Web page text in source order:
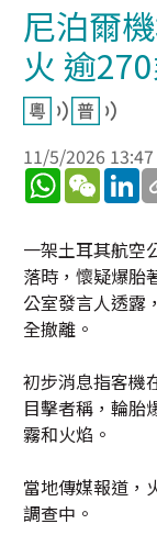
尼泊爾
火 逾
11/5/2026 13:47
WhatsApp
一架土耳其航空
落時，懷疑爆胎
公室發言人透露
全撤離。
初步消息指客機
目擊者稱，輪胎
霧和火焰。
當地傳媒報道，
調查中。